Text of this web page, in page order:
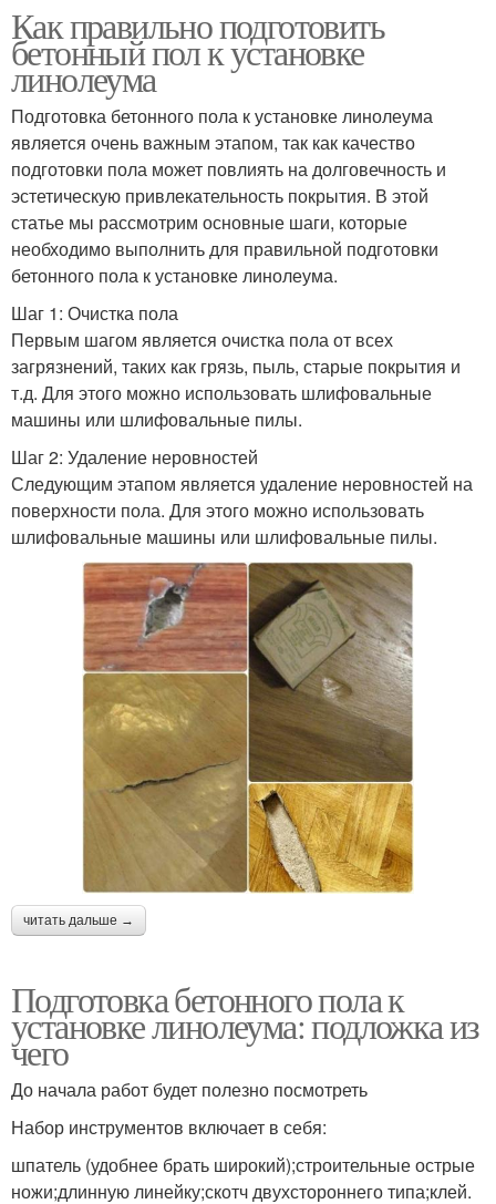
Как правильно подготовить
бетонный пол к установке
линолеума
Подготовка бетонного пола к установке линолеума
является очень важным этапом, так как качество
подготовки пола может повлиять на долговечность и
эстетическую привлекательность покрытия. В этой
статье мы рассмотрим основные шаги, которые
необходимо выполнить для правильной подготовки
бетонного пола к установке линолеума.
Шаг 1: Очистка пола
Первым шагом является очистка пола от всех
загрязнений, таких как грязь, пыль, старые покрытия и
т.д. Для этого можно использовать шлифовальные
машины или шлифовальные пилы.
Шаг 2: Удаление неровностей
Следующим этапом является удаление неровностей на
поверхности пола. Для этого можно использовать
шлифовальные машины или шлифовальные пилы.
читать дальше →
Подготовка бетонного пола к
установке линолеума: подложка из
чего
До начала работ будет полезно посмотреть
Набор инструментов включает в себя:
шпатель (удобнее брать широкий);строительные острые
ножи;длинную линейку;скотч двухстороннего типа;клей.